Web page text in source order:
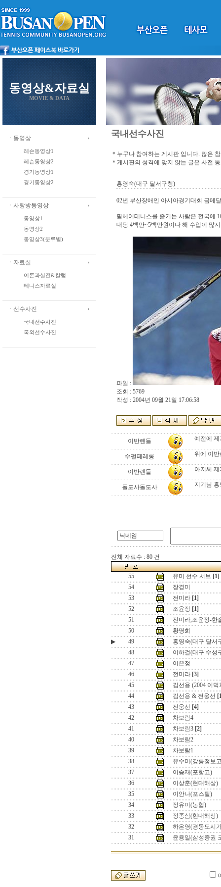
동영상&자료실
MOVIE & DATA
ㆍ동영상
레슨동영상1
레슨동영상2
경기동영상1
경기동영상2
ㆍ사랑방동영상
동영상1
동영상2
동영상3(분류별)
ㆍ자료실
이론과실전&칼럼
테니스자료실
ㆍ선수사진
국내선수사진
국외선수사진
국내선수사진
＊누구나 참여하는 게시판 입니다. 많은
＊게시판의 성격에 맞지 않는 글은 사전
홍영숙(대구 달서구청)
02년 부산장애인 아시아경기대회 금메
휠체어테니스를 즐기는 사람은 전국에
대당 4백만~5백만원이나 해 수입이 많
파일 :
조회 : 5769
작성 : 2004년 09월 21일 17:06:58
이반렌들 예전에
수펄페레롱 위에 이
이반렌들 아저씨
돌도사돌도사 지기님
전체 자료수 : 80 건
55 유미 선수 서브 [1]
54
장경미
53
전미라 [1]
52
조윤정 [1]
51
전미라,조윤정-한
50
황명희
▶
49
홍영숙(대구 달서
48
이하걸(대구 수성
47
이은정
46
전미라 [3]
45
김선용 (2004 이덕
44
김선용 & 전웅선
43
전웅선 [4]
42
차보람4
41
차보람3 [2]
40
차보람2
39
차보람1
38
유수미(강릉정보
37
이승재(포항고)
36
이상훈(현대해상)
35
이안나(포스틸)
34
정유미(농협)
33
정종삼(현대해상)
32
하은영(경동도시
31
윤용일(삼성증권